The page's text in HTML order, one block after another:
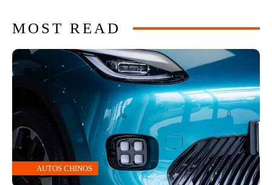
MOST READ
AUTOS CHINOS